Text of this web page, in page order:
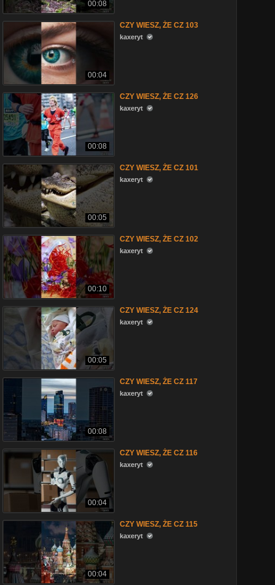
00:08
00:04
CZY WIESZ, ŻE CZ 103
kaxeryt
00:08
CZY WIESZ, ŻE CZ 126
kaxeryt
00:05
CZY WIESZ, ŻE CZ 101
kaxeryt
00:10
CZY WIESZ, ŻE CZ 102
kaxeryt
00:05
CZY WIESZ, ŻE CZ 124
kaxeryt
00:08
CZY WIESZ, ŻE CZ 117
kaxeryt
00:04
CZY WIESZ, ŻE CZ 116
kaxeryt
00:04
CZY WIESZ, ŻE CZ 115
kaxeryt